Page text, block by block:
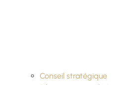
Conseil stratégique